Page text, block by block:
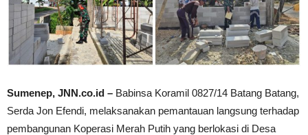
Sumenep, JNN.co.id – Babinsa Koramil 0827/14 Batang Batang,
Serda Jon Efendi, melaksanakan pemantauan langsung terhadap
pembangunan Koperasi Merah Putih yang berlokasi di Desa